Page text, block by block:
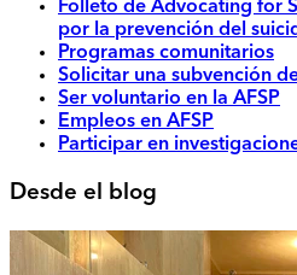
Folleto de Advocating for
por la prevención del
Programas comunitarios
Solicitar una subvención
Ser voluntario en la AFSP
Empleos en AFSP
Participar en
Desde el blog